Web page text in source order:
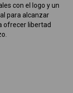
con el logo y un
para alcanzar
ofrecer libertad